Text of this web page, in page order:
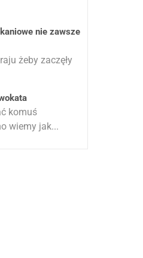
nie zawsze
żeby zaczęły
komuś
wiemy jak...